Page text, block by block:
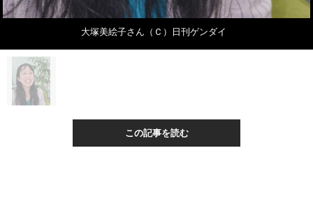
大塚美絵子さん（Ｃ）日刊ゲンダイ
この記事を読む